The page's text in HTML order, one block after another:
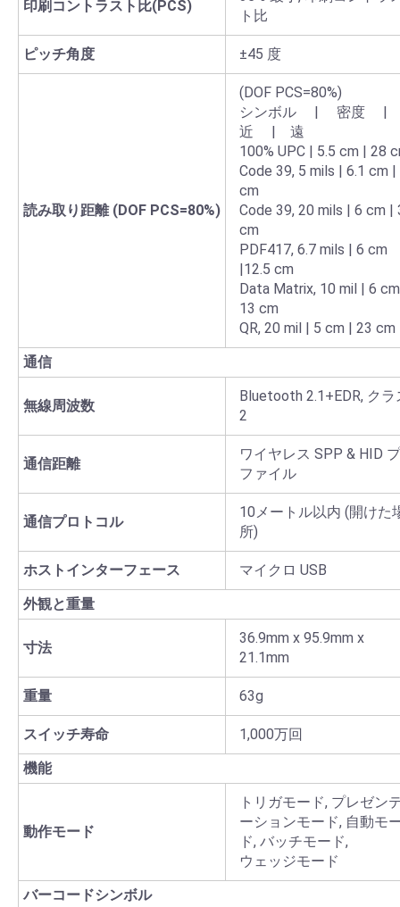
印刷コントラスト比(PCS)
ト比
ピッチ角度 ±45 度
読み取り距離 (DOF PCS=80%)
(DOF PCS=80%)
シンボル | 密度
近 | 遠
100% UPC | 5.5 cm | 28
Code 39, 5 mils | 6.1 cm |
cm
Code 39, 20 mils | 6 cm |
cm
PDF417, 6.7 mils | 6 cm
|12.5 cm
Data Matrix, 10 mil | 6
13 cm
QR, 20 mil | 5 cm | 23 cm
通信
無線周波数
Bluetooth 2.1+EDR, クラ
2
通信距離
ワイヤレス SPP & HID
ファイル
通信プロトコル
10メートル以内 (開けた
所)
ホストインターフェース
マイクロ USB
外観と重量
寸法
36.9mm x 95.9mm x
21.1mm
重量 63g
スイッチ寿命
1,000万回
機能
動作モード
トリガモード, プレゼン
ーションモード, 自動モ
ド, バッチモード,
ウェッジモード
バーコードシンボル